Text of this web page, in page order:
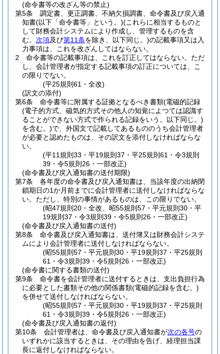
(命令書等の改ざん等の禁止)
第5条
調定書、更正調書、不納欠損調書、命令書及び戻入通
知書(以下「命令書等」という。)(これらに相当するものと
して財務会計システムにより作成し、管理するものを含
む。 次項及び第11条を除き、以下同じ。)の記載事項又は入
力事項は、これを改ざんしてはならない。
2
命令書等の記載事項は、これを訂正してはならない。 ただ
し、会計管理者が指定する記載事項の訂正については、こ
の限りでない。
(平25規則61・全改)
(訳文の添付)
第6条
命令書等に附属する証拠となるべき書類(電磁的記録
(電子的方式、磁気的方式その他人の知覚によつては認識す
ることができない方式で作られる記録をいう。以下同じ。)
を含む。)で、外国文で記載してあるもののうち会計管理者
が必要と認めたものは、その訳文を添付しなければならな
い。
(平11規則33・平19規則37・平25規則61・令3規則
39・令5規則26・一部改正)
(命令書及び戻入通知書の送付期限)
第7条
各年度の命令書及び戻入通知書は、当該年度の出納閉
鎖期日の1か月前までに会計管理者に送付しなければならな
い。 ただし、特別の事情があるものは、この限りでない。
(昭47規則20・全改、昭55規則57・平元規則30・平
19規則37・令3規則39・令5規則26・一部改正)
(命令書及び戻入通知書の送付)
第8条
命令書及び戻入通知書は、送付簿又は財務会計システ
ムにより会計管理者に送付しなければならない。
(昭55規則57・平元規則30・平19規則37・平25規則
61・令3規則39・令5規則26・一部改正)
(命令書に関する書類の送付)
第9条
命令書を会計管理者に送付するときは、支出負担行為
に必要とした書類その他の関係書類(電磁的記録を含む。)
を併せて送付しなければならない。
(昭55規則57・平元規則30・平19規則37・平25規則
61・令3規則39・令5規則26・一部改正)
(命令書及び戻入通知書の返付)
第10条
会計管理者は、命令書及び戻入通知書が次の各号の
いずれかに該当するときは、その理由を告げ、経理担当課
長に返付しなければならない。